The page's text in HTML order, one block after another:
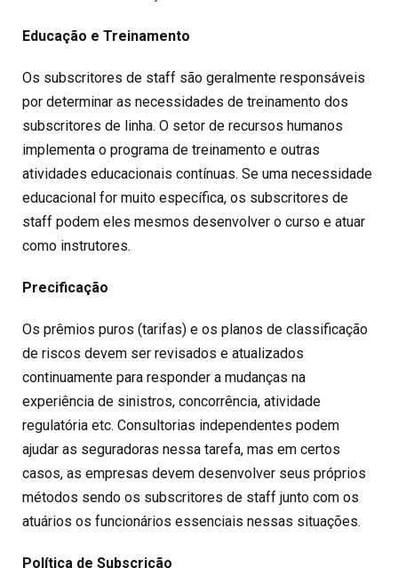
Educação e Treinamento
Os subscritores de staff são geralmente responsáveis
por determinar as necessidades de treinamento dos
subscritores de linha. O setor de recursos humanos
implementa o programa de treinamento e outras
atividades educacionais contínuas. Se uma necessidade
educacional for muito específica, os subscritores de
staff podem eles mesmos desenvolver o curso e atuar
como instrutores.
Precificação
Os prêmios puros (tarifas) e os planos de classificação
de riscos devem ser revisados e atualizados
continuamente para responder a mudanças na
experiência de sinistros, concorrência, atividade
regulatória etc. Consultorias independentes podem
ajudar as seguradoras nessa tarefa, mas em certos
casos, as empresas devem desenvolver seus próprios
métodos sendo os subscritores de staff junto com os
atuários os funcionários essenciais nessas situações.
Política de Subscrição